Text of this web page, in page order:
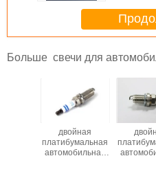
Больше свечи для
двойная
платибумальная
автомобильная